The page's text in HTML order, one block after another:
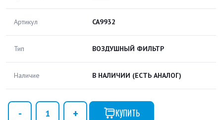
Артикул CA9932
Тип ВОЗДУШНЫЙ ФИЛЬТР
Наличие В НАЛИЧИИ (ЕСТЬ АНАЛОГ)
КУПИТЬ